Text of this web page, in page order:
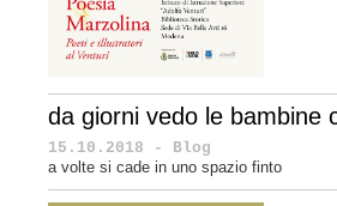
da giorni vedo le bambine
15.10.2018 - Blog
a volte si cade in uno spazio finto